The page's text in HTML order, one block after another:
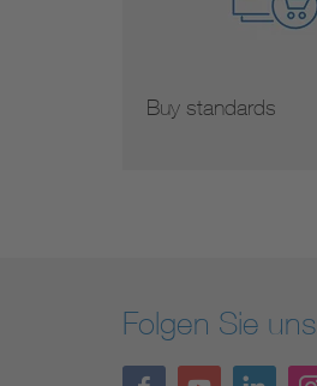
Buy standards
Folgen Sie uns